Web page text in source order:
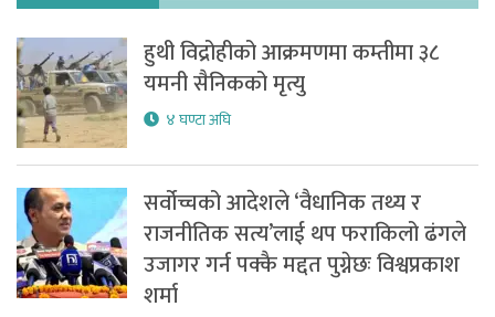
हुथी विद्रोहीको आक्रमणमा कम्तीमा ३८
यमनी सैनिकको मृत्यु
४ घण्टा अघि
सर्वोच्चको आदेशले ‘वैधानिक तथ्य र
राजनीतिक सत्य’लाई थप फराकिलो ढंगले
उजागर गर्न पक्कै मद्दत पुग्नेछः विश्वप्रकाश
शर्मा